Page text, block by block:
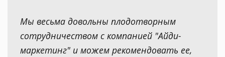
Мы весьма довольны плодотворным
сотрудничеством с компанией "Айди-
маркетинг" и можем рекомендовать ее,